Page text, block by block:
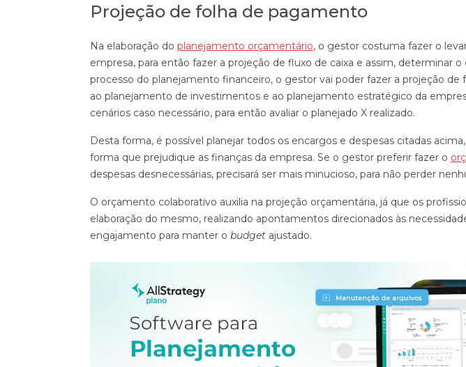
Projeção de folha de pagamento
Na elaboração do planejamento orçamentário, o gestor costuma fazer o
empresa, para então fazer a projeção de fluxo de caixa e assim, determinar
processo do planejamento financeiro, o gestor vai poder fazer a projeção
ao planejamento de investimentos e ao planejamento estratégico da
cenários caso necessário, para então avaliar o planejado X realizado.
Desta forma, é possível planejar todos os encargos e despesas citadas
forma que prejudique as finanças da empresa. Se o gestor preferir fazer o
despesas desnecessárias, precisará ser mais minucioso, para não perder
O orçamento colaborativo auxilia na projeção orçamentária, já que os
elaboração do mesmo, realizando apontamentos direcionados às
engajamento para manter o budget ajustado.